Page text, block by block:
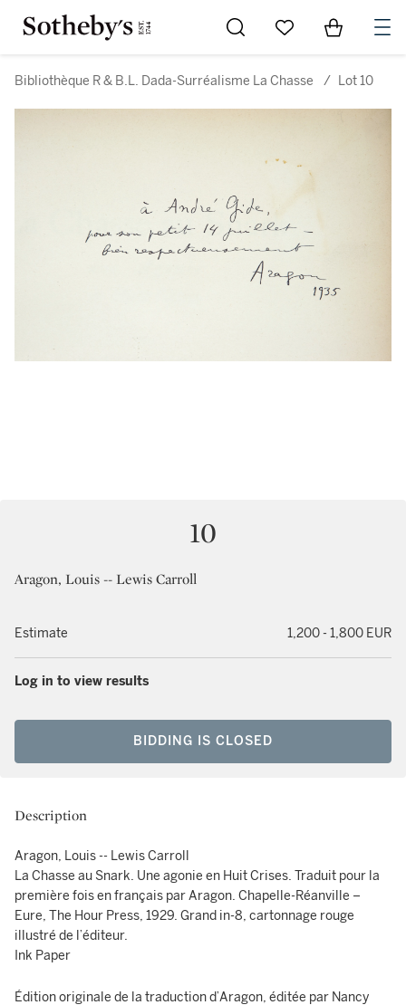
Go to My Favorites
Items in
Bibliothèque R & B.L. Dada-Surréalisme La Chasse / Lot 10
10
Aragon, Louis -- Lewis Carroll
Estimate 1,200 - 1,800 EUR
Log in to view results
BIDDING IS CLOSED
Description
Aragon, Louis -- Lewis Carroll
La Chasse au Snark. Une agonie en Huit Crises. Traduit pour la
première fois en français par Aragon. Chapelle-Réanville –
Eure, The Hour Press, 1929. Grand in-8, cartonnage rouge
illustré de l’éditeur.
Ink Paper
Édition originale de la traduction d’Aragon, éditée par Nancy